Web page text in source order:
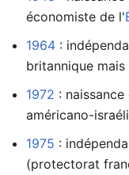
économiste de l'
1964 :
britannique
1972 :
américano-
1975 :
(protectorat